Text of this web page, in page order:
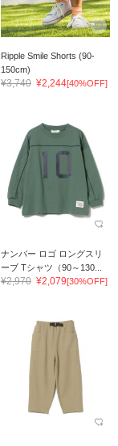
Ripple Smile Shorts (90-
150cm)
¥3,740 ¥2,244[40%OFF]
ナンバー ロゴ ロングスリ
ーブ Tシャツ（90～130...
¥2,970 ¥2,079[30%OFF]